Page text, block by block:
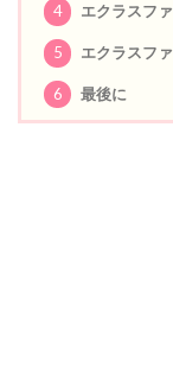
4 エクラスフ
5 エクラスフ
6 最後に